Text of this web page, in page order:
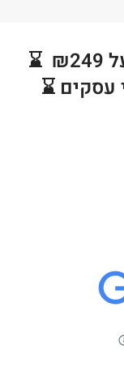
⚡ משלוח חינם בהזמנה מעל ₪249 ⌛